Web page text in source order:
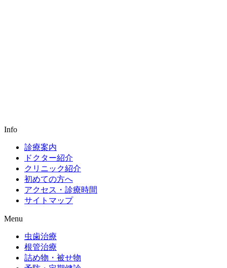
Info
診療案内
ドクター紹介
クリニック紹介
初めての方へ
アクセス・診療時間
サイトマップ
Menu
虫歯治療
根管治療
詰め物・被せ物